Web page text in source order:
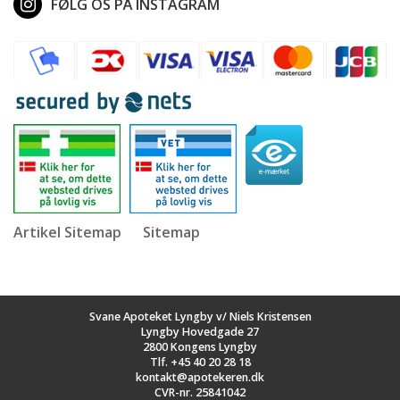
FØLG OS PÅ INSTAGRAM
Artikel Sitemap Sitemap
Svane Apoteket Lyngby v/ Niels Kristensen
Lyngby Hovedgade 27
2800 Kongens Lyngby
Tlf. +45 40 20 28 18
kontakt@apotekeren.dk
CVR-nr. 25841042